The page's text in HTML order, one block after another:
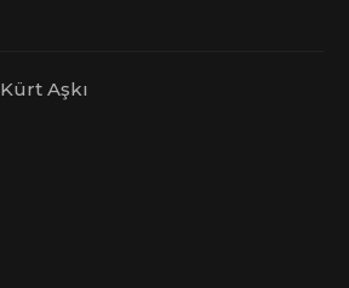
Kürt Aşkı